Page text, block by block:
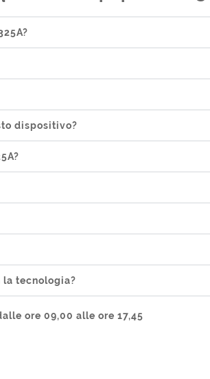
dispositivo?
la tecnologia?
ore 09,00 alle ore 17,45